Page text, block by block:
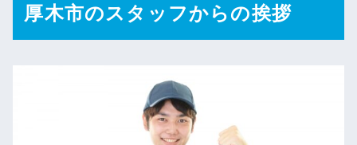
厚木市のスタッフからの挨拶